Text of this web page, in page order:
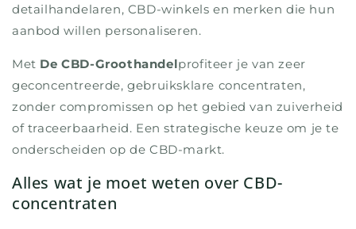
detailhandelaren, CBD-winkels en merken die hun
aanbod willen personaliseren.
Met De CBD-Groothandelprofiteer je van zeer
geconcentreerde, gebruiksklare concentraten,
zonder compromissen op het gebied van zuiverheid
of traceerbaarheid. Een strategische keuze om je te
onderscheiden op de CBD-markt.
Alles wat je moet weten over CBD-
concentraten